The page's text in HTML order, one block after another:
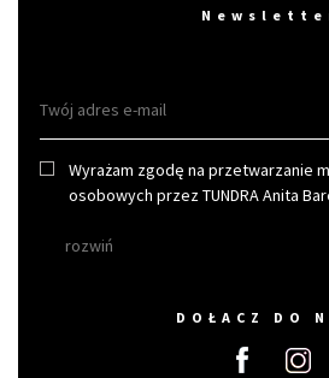
Wyrażam zgodę na przetwarzanie
osobowych przez TUNDRA Anita
rozwiń
DOŁACZ DO